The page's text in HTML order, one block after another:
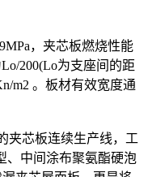
，夹芯板燃烧性能
200(Lo为支座间的距
m2 。板材有效宽度通
芯板连续生产线，工
、中间涂布聚氨酯硬泡